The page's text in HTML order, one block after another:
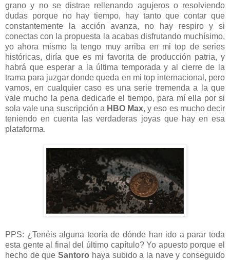
grano y no se distrae rellenando agujeros o resolviendo
dudas porque no hay tiempo, hay tanto que contar que
constantemente la acción avanza, no hay respiro y si
conectas con la propuesta la acabas disfrutando muchísimo,
yo ahora mismo la tengo muy arriba en mi top de series
históricas, diría que es mi favorita de producción patria, y
habrá que esperar a la última temporada y al cierre de la
trama para juzgar donde queda en mi top internacional, pero
vamos, en cualquier caso es una serie tremenda a la que
vale mucho la pena dedicarle el tiempo, para mí ella por si
sola vale una suscripción a HBO Max, y eso es mucho decir
teniendo en cuenta las verdaderas joyas que hay en esa
plataforma.
PPS: ¿Tenéis alguna teoría de dónde han ido a parar toda
esta gente al final del último capítulo? Yo apuesto porque el
hecho de queSantoro haya subido a la nave y conseguido